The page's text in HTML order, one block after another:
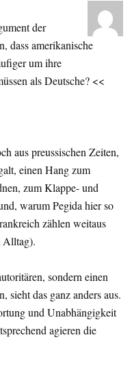
der
dass amerikanische
um ihre
als Deutsche? <<
aus preussischen Zeiten,
einen Hang zum
zum Klappe- und
warum Pegida hier so
zählen weitaus
Alltag).
sondern einen
sieht das ganz anders aus.
und Unabhängigkeit
agieren die